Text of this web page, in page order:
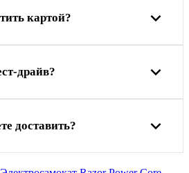
картой?
драйв?
доставить?